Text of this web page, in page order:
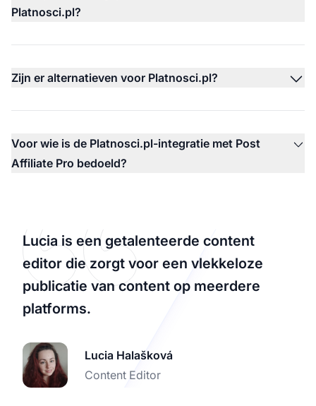
Platnosci.pl?
Zijn er alternatieven voor Platnosci.pl?
Voor wie is de Platnosci.pl-integratie met Post
Affiliate Pro bedoeld?
Lucia is een getalenteerde content
editor die zorgt voor een vlekkeloze
publicatie van content op meerdere
platforms.
Lucia Halašková
Content Editor